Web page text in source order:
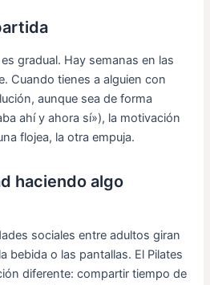
gradual. Hay semanas en las
Cuando tienes a alguien con
aunque sea de forma
ahí y ahora sí»), la motivación
flojea, la otra empuja.
haciendo algo
sociales entre adultos giran
bebida o las pantallas. El Pilates
diferente: compartir tiempo de